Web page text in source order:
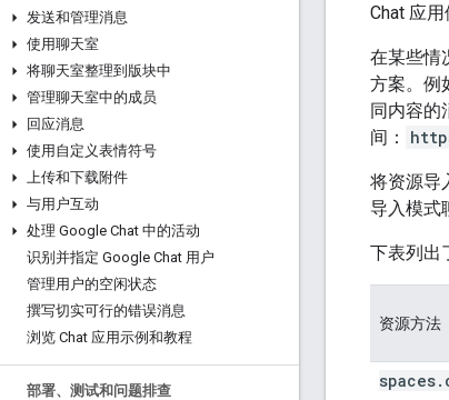
发送和管理消息
使用聊天室
将聊天室整理到版块中
管理聊天室中的成员
回应消息
使用自定义表情符号
上传和下载附件
与用户互动
处理 Google Chat 中的活动
识别并指定 Google Chat 用户
管理用户的空闲状态
撰写切实可行的错误消息
浏览 Chat 应用示例和教程
部署、测试和问题排查
Chat 应
在某些情
方案。例
同内容的
间：
将资源导
导入模式
下表列出
资源方法